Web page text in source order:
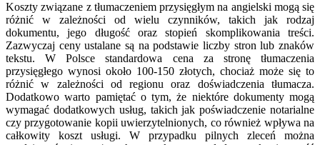
Koszty związane z tłumaczeniem przysięgłym na angielski mogą się
różnić w zależności od wielu czynników, takich jak rodzaj
dokumentu, jego długość oraz stopień skomplikowania treści.
Zazwyczaj ceny ustalane są na podstawie liczby stron lub znaków
tekstu. W Polsce standardowa cena za stronę tłumaczenia
przysięgłego wynosi około 100-150 złotych, chociaż może się to
różnić w zależności od regionu oraz doświadczenia tłumacza.
Dodatkowo warto pamiętać o tym, że niektóre dokumenty mogą
wymagać dodatkowych usług, takich jak poświadczenie notarialne
czy przygotowanie kopii uwierzytelnionych, co również wpływa na
całkowity koszt usługi. W przypadku pilnych zleceń można